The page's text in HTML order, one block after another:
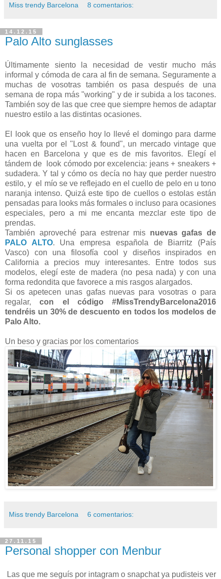
Miss trendy Barcelona 8 comentarios:
14.12.15
Palo Alto sunglasses
Últimamente siento la necesidad de vestir mucho más
informal y cómoda de cara al fin de semana. Seguramente a
muchas de vosotras también os pasa después de una
semana de ropa más "working" y de ir subida a los tacones.
También soy de las que cree que siempre hemos de adaptar
nuestro estilo a las distintas ocasiones.
El look que os enseño hoy lo llevé el domingo para darme
una vuelta por el "Lost & found", un mercado vintage que
hacen en Barcelona y que es de mis favoritos. Elegí el
tándem de look cómodo por excelencia: jeans + sneakers +
sudadera. Y tal y cómo os decía no hay que perder nuestro
estilo, y el mío se ve reflejado en el cuello de pelo en u tono
naranja intenso. Quizá este tipo de cuellos o estolas están
pensadas para looks más formales o incluso para ocasiones
especiales, pero a mi me encanta mezclar este tipo de
prendas.
También aproveché para estrenar mis nuevas gafas de
PALO ALTO. Una empresa española de Biarritz (País
Vasco) con una filosofía cool y diseños inspirados en
California a precios muy interesantes. Entre todos sus
modelos, elegí este de madera (no pesa nada) y con una
forma redondita que favorece a mis rasgos alargados.
Si os apetecen unas gafas nuevas para vosotras o para
regalar,con el código #MissTrendyBarcelona2016
tendréis un 30% de descuento en todos los modelos de
Palo Alto.
Un beso y gracias por los comentarios
Miss trendy Barcelona 6 comentarios:
27.11.15
Personal shopper con Menbur
Las que me seguís por intagram o snapchat ya pudisteis ver